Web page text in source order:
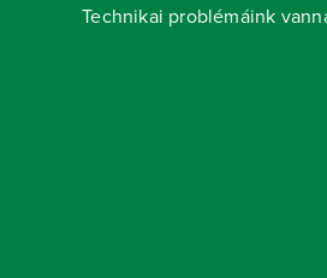
Technikai problémáink